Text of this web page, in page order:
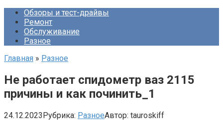
Обзоры и тест-драйвы
Ремонт
Обслуживание
Разное
Главная » Разное
Не работает спидометр ваз 2115
причины и как починить_1
24.12.2023Рубрика: РазноеАвтор: tauroskiff